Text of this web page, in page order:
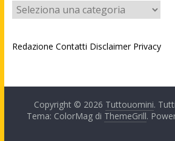
Categorie
Redazione Contatti Disclaimer Privacy
Copyright © 2026 Tuttouomini.
Tema: ColorMag di ThemeGrill.